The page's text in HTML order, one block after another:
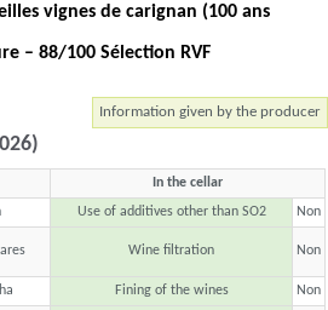
vignes de carignan (100 ans
– 88/100 Sélection RVF
Information given by the producer
In the cellar
Use of additives other than SO2
Non
Wine filtration Non
Fining of the wines Non